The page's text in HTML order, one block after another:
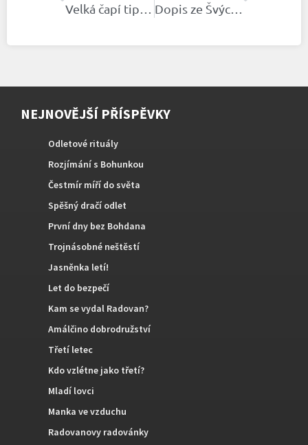
Dopis ze Švýcarska
NEJNOVĚJŠÍ PŘÍSPĚVKY
Odletové rituály
Rozjímání s Bohunkou
Čestmír míří do světa
Spěšný dračí odlet
První dny bez Bohdana
Trojnásobné neštěstí
Jasněnka letí!
Let do bezpečí
Kam se vydal Radovan?
Amálčino dobrodružství
Třetí letec
Kdo vzlétne jako třetí?
Mladí lovci
Manka ve vzduchu
Radovanovy radovánky